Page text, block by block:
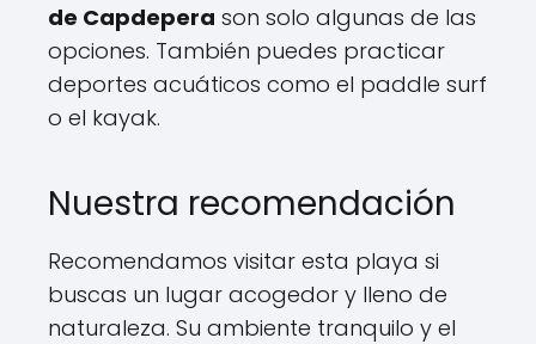
de Capdepera son solo algunas de las
opciones. También puedes practicar
deportes acuáticos como el paddle surf
o el kayak.
Nuestra recomendación
Recomendamos visitar esta playa si
buscas un lugar acogedor y lleno de
naturaleza. Su ambiente tranquilo y el